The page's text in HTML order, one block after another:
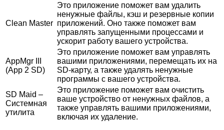
Clean Master
Это приложение поможет вам удалить
ненужные файлы, кэш и резервные копии
приложений. Оно также поможет вам
управлять запущенными процессами и
ускорит работу вашего устройства.
AppMgr III
(App 2 SD)
Это приложение поможет вам управлять
вашими приложениями, перемещать их на
SD-карту, а также удалять ненужные
программы с вашего устройства.
SD Maid –
Системная
утилита
Это приложение поможет вам очистить
ваше устройство от ненужных файлов, а
также управлять вашими приложениями,
включая их удаление.